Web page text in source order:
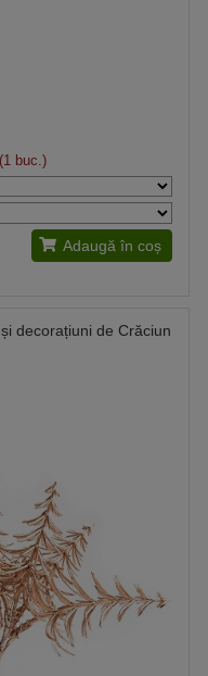
buc.)
Adaugă în coș
decorațiuni de Crăciun